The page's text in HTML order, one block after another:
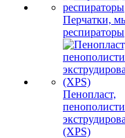
Перчатки,
респираторы
Пенопласт,
(XPS)